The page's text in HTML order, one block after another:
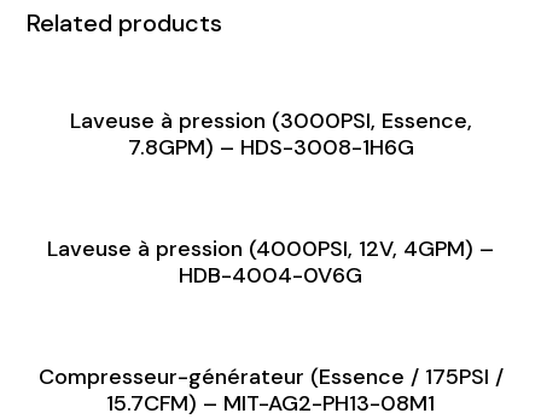
Related products
Laveuse à pression (3000PSI, Essence,
7.8GPM) – HDS-3008-1H6G
Laveuse à pression (4000PSI, 12V, 4GPM) –
HDB-4004-0V6G
Compresseur-générateur (Essence / 175PSI /
15.7CFM) – MIT-AG2-PH13-08M1